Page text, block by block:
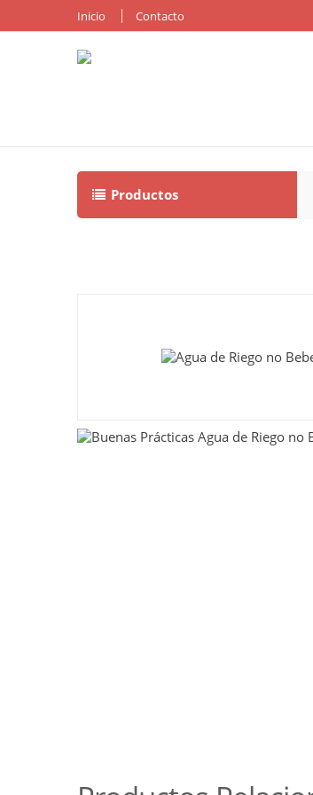
Inicio Contacto
Productos